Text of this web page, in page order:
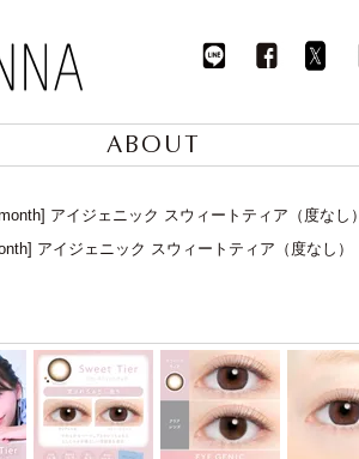
ABOUT
アイジェニック スウィートティア（度なし）
アイジェニック スウィートティア（度なし）